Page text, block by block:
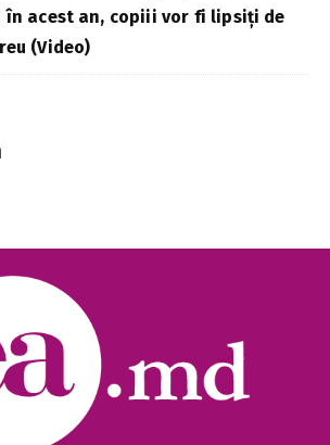
în acest an, copiii vor fi lipsiți de
(Video)